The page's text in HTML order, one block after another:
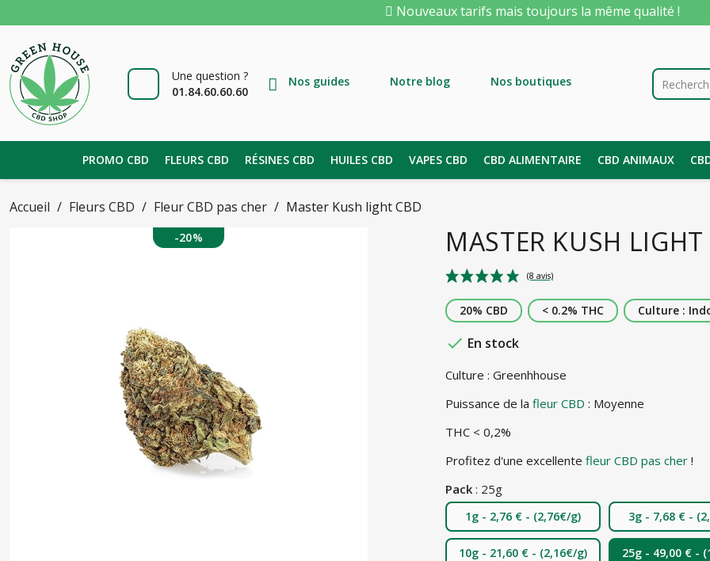
Nouveaux tarifs mais toujours la même qualité !
Une question ?
01.84.60.60.60
Nos guides Notre blog Nos boutiques
PROMO CBD FLEURS CBD RÉSINES CBD HUILES CBD VAPES CBD CBD ALIMENTAIRE CBD ANIMAUX
Accueil Fleurs CBD Fleur CBD pas cher Master Kush light CBD
-20% MASTER KUSH
(8 avis)
20% CBD < 0.2% THC Culture :
 En stock
Culture : Greenhhouse
Puissance de la fleur CBD : Moyenne
THC < 0,2%
Profitez d'une excellente fleur CBD pas cher !
Pack : 25g
1g - 2,76 € - (2,76€/g) 3g - 7,68 € -
10g - 21,60 € - (2,16€/g) 25g - 49,00 € -